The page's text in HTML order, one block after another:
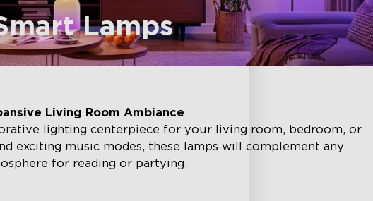
Lamps
Living Room Ambiance
lighting centerpiece for your living room, bedroom, or
exciting music modes, these lamps will complement any
for reading or partying.